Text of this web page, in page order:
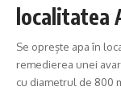
localitatea
Se oprește apa în
remedierea unei
cu diametrul de 800